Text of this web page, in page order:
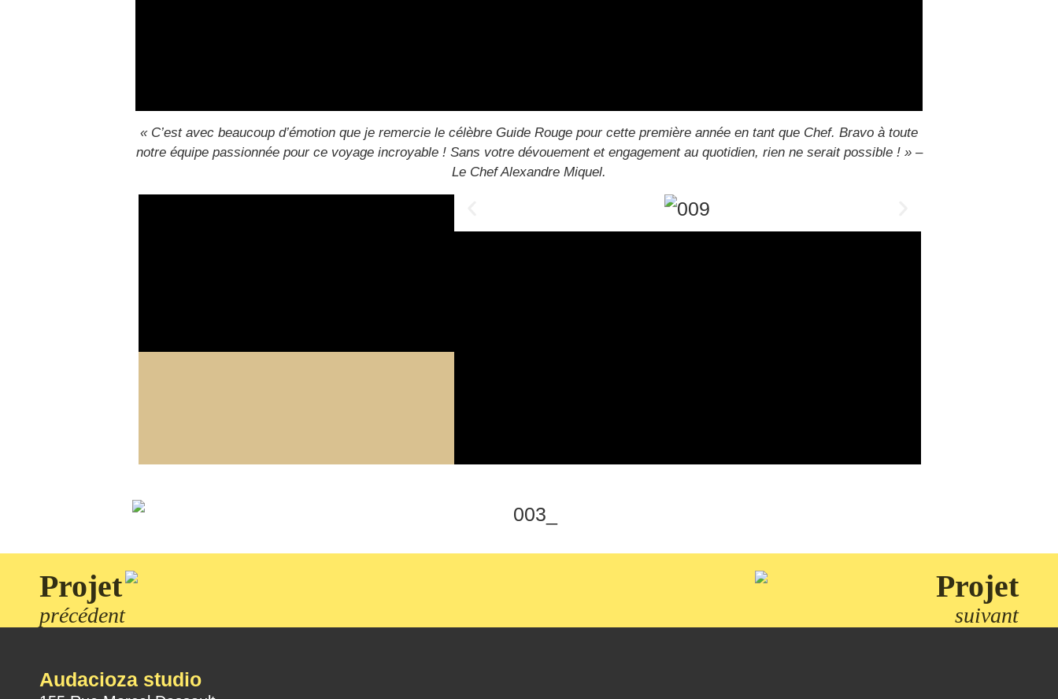
« C’est avec beaucoup d’émotion que je remercie le célèbre Guide Rouge pour cette première année en tant que Chef. Bravo à toute
notre équipe passionnée pour ce voyage incroyable ! Sans votre dévouement et engagement au quotidien, rien ne serait possible ! » –
Le Chef Alexandre Miquel.
Projet
précédent
Projet
suivant
Audacioza studio